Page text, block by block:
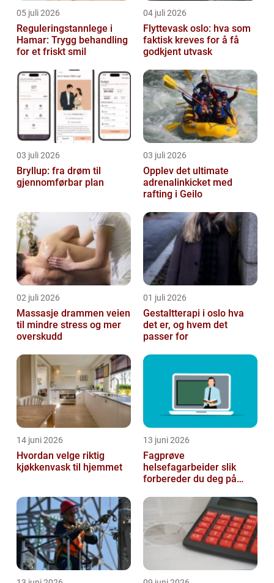
05 juli 2026
Reguleringstannlege i
Hamar: Trygg behandling
for et friskt smil
04 juli 2026
Flyttevask oslo: hva som
faktisk kreves for å få
godkjent utvask
03 juli 2026
Bryllup: fra drøm til
gjennomførbar plan
03 juli 2026
Opplev det ultimate
adrenalinkicket med
rafting i Geilo
02 juli 2026
Massasje drammen veien
til mindre stress og mer
overskudd
01 juli 2026
Gestaltterapi i oslo hva
det er, og hvem det
passer for
14 juni 2026
Hvordan velge riktig
kjøkkenvask til hjemmet
13 juni 2026
Fagprøve
helsefagarbeider slik
forbereder du deg på